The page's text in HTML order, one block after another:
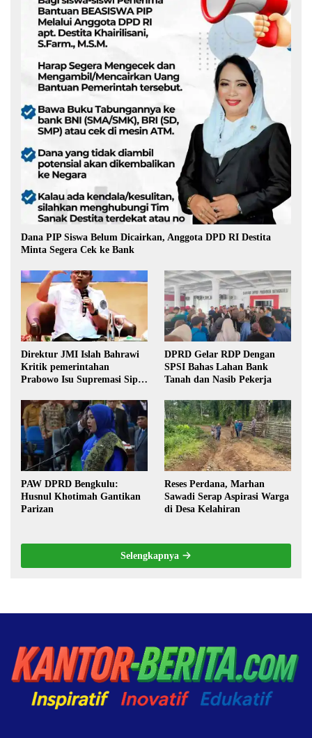
Dana PIP Siswa Belum Dicairkan, Anggota DPD RI Destita
Minta Segera Cek ke Bank
Direktur JMI Islah Bahrawi
Kritik pemerintahan
Prabowo Isu Supremasi Sipil,
Pilkada oleh DPRD
DPRD Gelar RDP Dengan
SPSI Bahas Lahan Bank
Tanah dan Nasib Pekerja
PAW DPRD Bengkulu:
Husnul Khotimah Gantikan
Parizan
Reses Perdana, Marhan
Sawadi Serap Aspirasi Warga
di Desa Kelahiran
Selengkapnya